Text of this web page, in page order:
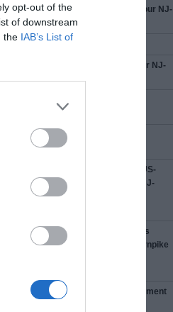
opt-out of the
of downstream
the IAB’s List of
18. Prendre la sortie pour NJ-
17 Sen direction de
pour rester sur NJ-
17 S
/Shore Points
Suivre Garden State Pkwy
Route en partie à péage
US-
N.J. Turnpike
NJ-
/I-287/Woodbridge
Garderla gauche
, puis suivre les
indications vers
New Jersey Turnpike
Garder la gauche
à l'embranchement